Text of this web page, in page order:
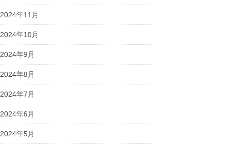
2024年11月
2024年10月
2024年9月
2024年8月
2024年7月
2024年6月
2024年5月